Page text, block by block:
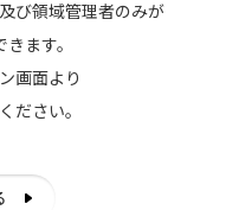
び領域管理者のみが
ます。
画面より
ださい。